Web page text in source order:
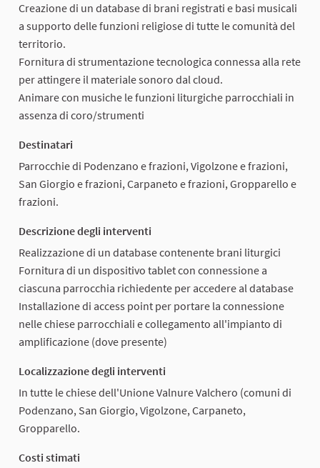
Creazione di un database di brani registrati e basi musicali
a supporto delle funzioni religiose di tutte le comunità del
territorio.
Fornitura di strumentazione tecnologica connessa alla rete
per attingere il materiale sonoro dal cloud.
Animare con musiche le funzioni liturgiche parrocchiali in
assenza di coro/strumenti
Destinatari
Parrocchie di Podenzano e frazioni, Vigolzone e frazioni,
San Giorgio e frazioni, Carpaneto e frazioni, Gropparello e
frazioni.
Descrizione degli interventi
Realizzazione di un database contenente brani liturgici
Fornitura di un dispositivo tablet con connessione a
ciascuna parrocchia richiedente per accedere al database
Installazione di access point per portare la connessione
nelle chiese parrocchiali e collegamento all'impianto di
amplificazione (dove presente)
Localizzazione degli interventi
In tutte le chiese dell'Unione Valnure Valchero (comuni di
Podenzano, San Giorgio, Vigolzone, Carpaneto,
Gropparello.
Costi stimati